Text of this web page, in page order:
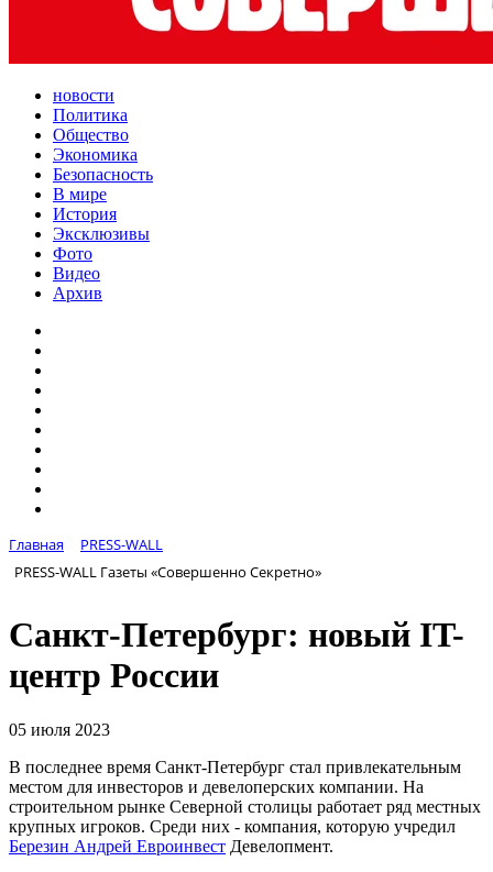
новости
Политика
Общество
Экономика
Безопасность
В мире
История
Эксклюзивы
Фото
Видео
Архив
Главная
PRESS-WALL
PRESS-WALL Газеты «Совершенно Секретно»
Санкт-Петербург: новый IT-
центр России
05 июля 2023
В последнее время Санкт-Петербург стал привлекательным
местом для инвесторов и девелоперских компании. На
строительном рынке Северной столицы работает ряд местных
крупных игроков. Среди них - компания, которую учредил
Березин Андрей Евроинвест Девелопмент.